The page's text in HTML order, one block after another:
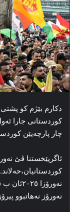
دکارم بێژم کو پشتی
کوردستانی جارا
چار پا‌رچەیێن
ئاگرپێخستنا ڤێ
نه‌ورۆز نه‌هاتبوو